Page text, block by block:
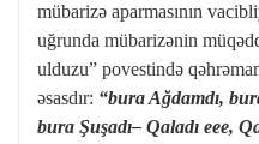
mübarizə aparmasının
uğrunda mübarizənin
ulduzu” povestində
əsasdır: “bura Ağdamdı,
bura Şuşadı– Qaladı eee,